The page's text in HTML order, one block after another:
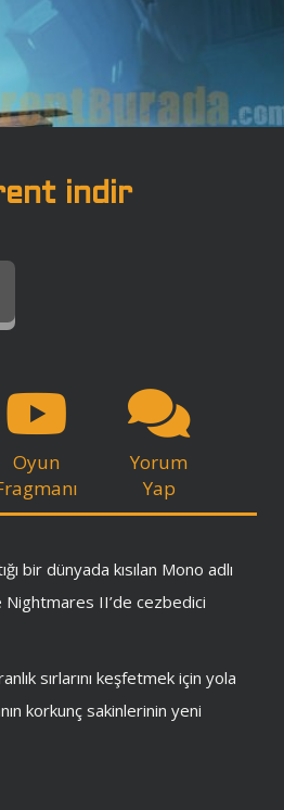
indir
Oyun
Yorum
Yap
bir dünyada kısılan Mono adlı
Nightmares II’de cezbedici
sırlarını keşfetmek için yola
korkunç sakinlerinin yeni